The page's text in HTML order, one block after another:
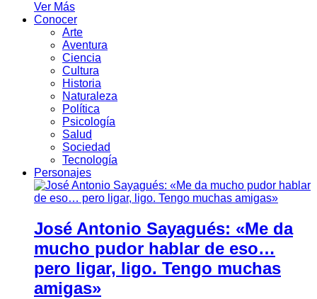
Ver Más
Conocer
Arte
Aventura
Ciencia
Cultura
Historia
Naturaleza
Política
Psicología
Salud
Sociedad
Tecnología
Personajes
José Antonio Sayagués: «Me da
mucho pudor hablar de eso…
pero ligar, ligo. Tengo muchas
amigas»